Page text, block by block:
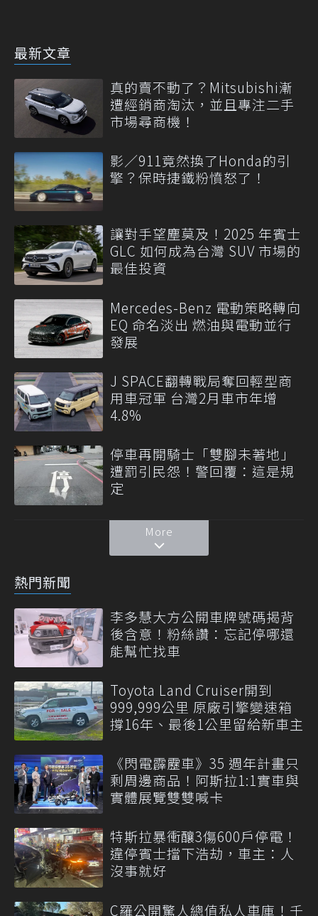
最新文章
真的賣不動了？Mitsubishi漸
遭經銷商淘汰，並且專注二手
市場尋商機！
影／911竟然換了Honda的引
擎？保時捷鐵粉憤怒了！
讓對手望塵莫及！2025 年賓士
GLC 如何成為台灣 SUV 市場的
最佳投資
Mercedes-Benz 電動策略轉向
EQ 命名淡出 燃油與電動並行
發展
J SPACE翻轉戰局奪回輕型商
用車冠軍 台灣2月車市年增
4.8%
停車再開騎士「雙腳未著地」
遭罰引民怨！警回覆：這是規
定
More
熱門新聞
李多慧大方公開車牌號碼揭背
後含意！粉絲讚：忘記停哪還
能幫忙找車
Toyota Land Cruiser開到
999,999公里 原廠引擎變速箱
撐16年、最後1公里留給新車主
《閃電霹靂車》35 週年計畫只
剩周邊商品！阿斯拉1:1實車與
實體展覽雙雙喊卡
特斯拉暴衝釀3傷600戶停電！
違停賓士擋下浩劫，車主：人
沒事就好
C羅公開驚人總值私人車庫！千